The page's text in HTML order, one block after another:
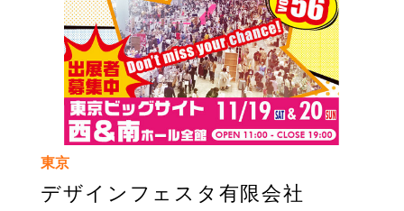
東京
デザインフェスタ有限会社